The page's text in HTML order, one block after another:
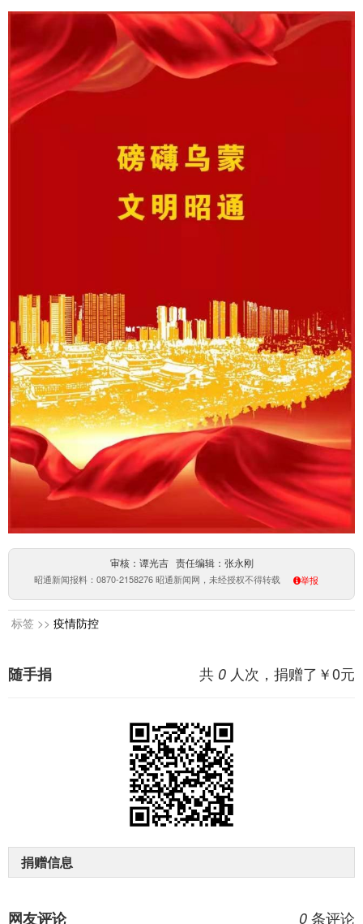
审核：谭光吉 责任编辑：张永刚
昭通新闻报料：0870-2158276 昭通新闻网，未经授权不得转载 举报
标签 >> 疫情防控
共 0 人次，捐赠了￥0元
随手捐
捐赠信息
0 条评论
网友评论